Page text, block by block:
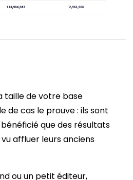
taille de votre base
de cas le prouve : ils sont
que des résultats
affluer leurs anciens
ou un petit éditeur,